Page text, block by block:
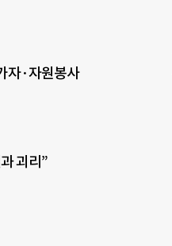
자·자원봉사
괴리”